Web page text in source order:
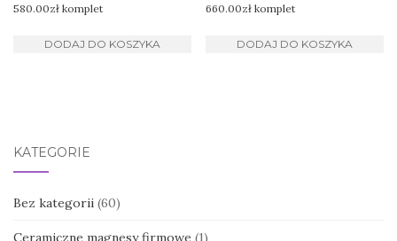
580.00zł komplet
DODAJ DO KOSZYKA
660.00zł komplet
DODAJ DO KOSZYKA
KATEGORIE
Bez kategorii (60)
Ceramiczne magnesy firmowe (1)